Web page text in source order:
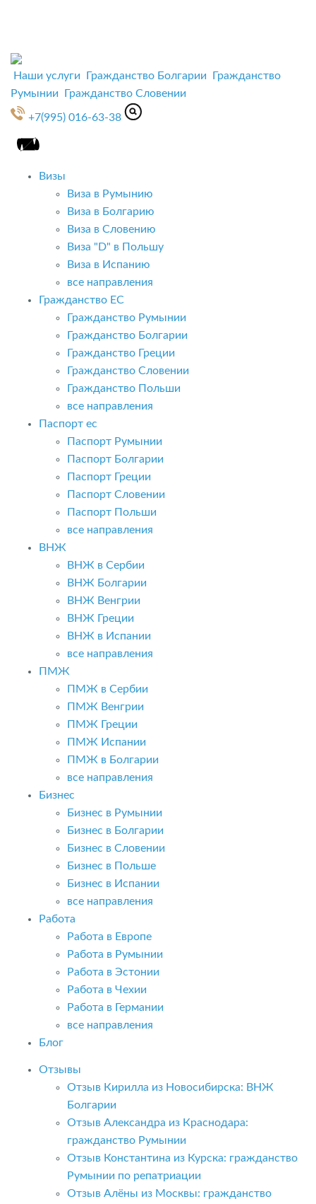
Наши услуги Гражданство Болгарии
Гражданство
Румынии
Гражданство Словении
+7(995) 016-63-38
Визы
Виза в Румынию
Виза в Болгарию
Виза в Словению
Виза "D" в Польшу
Виза в Испанию
все направления
Гражданство ЕС
Гражданство Румынии
Гражданство Болгарии
Гражданство Греции
Гражданство Словении
Гражданство Польши
все направления
Паспорт ес
Паспорт Румынии
Паспорт Болгарии
Паспорт Греции
Паспорт Словении
Паспорт Польши
все направления
ВНЖ
ВНЖ в Сербии
ВНЖ Болгарии
ВНЖ Венгрии
ВНЖ Греции
ВНЖ в Испании
все направления
ПМЖ
ПМЖ в Сербии
ПМЖ Венгрии
ПМЖ Греции
ПМЖ Испании
ПМЖ в Болгарии
все направления
Бизнес
Бизнес в Румынии
Бизнес в Болгарии
Бизнес в Словении
Бизнес в Польше
Бизнес в Испании
все направления
Работа
Работа в Европе
Работа в Румынии
Работа в Эстонии
Работа в Чехии
Работа в Германии
все направления
Блог
Отзывы
Отзыв Кирилла из Новосибирска: ВНЖ
Болгарии
Отзыв Александра из Краснодара:
гражданство Румынии
Отзыв Константина из Курска: гражданство
Румынии по репатриации
Отзыв Алёны из Москвы: гражданство